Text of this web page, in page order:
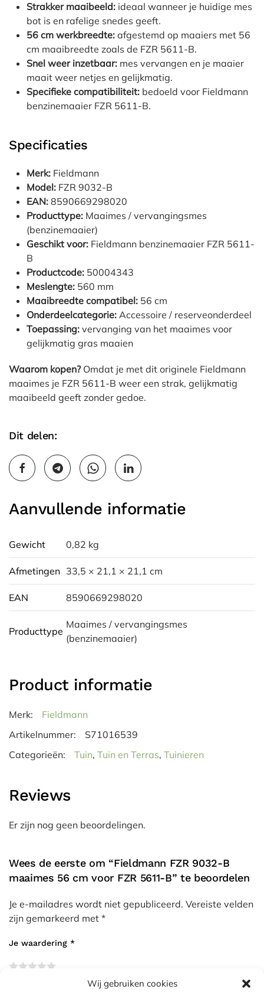
Wij gebruiken cookies
Strakker maaibeeld: ideaal wanneer je huidige mes
bot is en rafelige snedes geeft.
56 cm werkbreedte: afgestemd op maaiers met 56
cm maaibreedte zoals de FZR 5611-B.
Snel weer inzetbaar: mes vervangen en je maaier
maait weer netjes en gelijkmatig.
Specifieke compatibiliteit: bedoeld voor Fieldmann
benzinemaaier FZR 5611-B.
Specificaties
Merk: Fieldmann
Model: FZR 9032-B
EAN: 8590669298020
Producttype: Maaimes / vervangingsmes
(benzinemaaier)
Geschikt voor: Fieldmann benzinemaaier FZR 5611-
B
Productcode: 50004343
Meslengte: 560 mm
Maaibreedte compatibel: 56 cm
Onderdeelcategorie: Accessoire / reserveonderdeel
Toepassing: vervanging van het maaimes voor
gelijkmatig gras maaien
Waarom kopen?Omdat je met dit originele Fieldmann
maaimes je FZR 5611-B weer een strak, gelijkmatig
maaibeeld geeft zonder gedoe.
Dit delen:
Aanvullende informatie
Gewicht 0,82 kg
Afmetingen 33,5 × 21,1 × 21,1 cm
EAN 8590669298020
Producttype
Maaimes / vervangingsmes
(benzinemaaier)
Product informatie
Merk:
Fieldmann
Artikelnummer:
S71016539
Categorieën:
Tuin, Tuin en Terras, Tuinieren
Reviews
Er zijn nog geen beoordelingen.
Wees de eerste om “Fieldmann FZR 9032-B
maaimes 56 cm voor FZR 5611-B” te beoordelen
Je e-mailadres wordt niet gepubliceerd. Vereiste velden
zijn gemarkeerd met *
Je waardering *